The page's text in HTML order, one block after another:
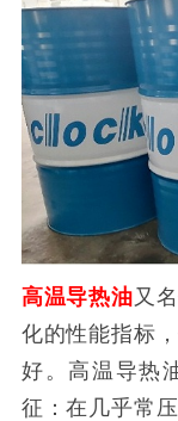
高温导热油又
化的性能指标
好。高温导热
征：在几乎常